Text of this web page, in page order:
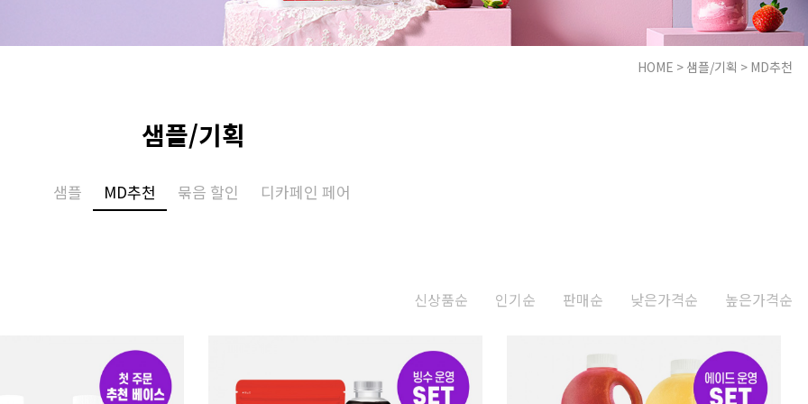
HOME > 샘플/기획 > MD추천
샘플/기획
샘플 MD추천 묶음 할인 디카페인 페어
신상품순 인기순 판매순 낮은가격순 높은가격순